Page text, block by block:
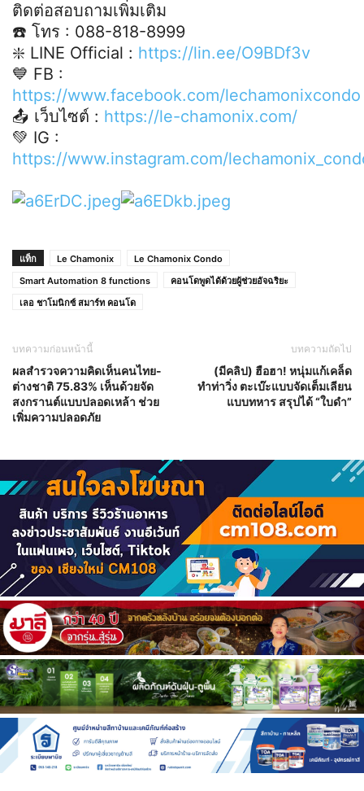
ติดต่อสอบถามเพิ่มเติม
☎️ โทร : 088-818-8999
❇️ LINE Official : https://lin.ee/O9BDf3v
💙 FB :
https://www.facebook.com/lechamonixcondo
📤 เว็บไซต์ : https://le-chamonix.com/
💚 IG :
https://www.instagram.com/
แท็ก Le Chamonix
Le Chamonix Condo
Smart Automation 8 functions
คอนโดพูดได้ด้วยผู้ช่วยอัจฉริยะ
เลอ ชาโมนิกซ์ สมาร์ท คอนโด
บทความก่อนหน้านี้
ผลสำรวจความคิดเห็นคนไทย-
ต่างชาติ 75.83% เห็นด้วยจัด
สงกรานต์แบบปลอดเหล้า ช่วย
เพิ่มความปลอดภัย
บทความถัดไป
(มีคลิป) ฮือฮา! หนุ่มแก้เคล็ด
ทำท่าวิ่ง ตะเบ๊ะแบบจัดเต็มเลียน
แบบทหาร สรุปได้ “ใบดำ”